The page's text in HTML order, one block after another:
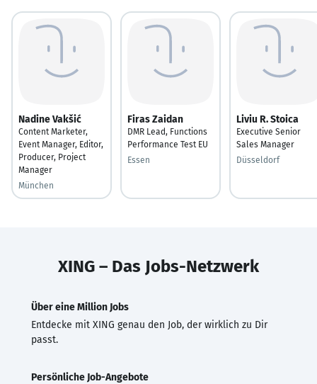
Nadine Vakšić
Content Marketer,
Event Manager, Editor,
Producer, Project
Manager
München
Firas Zaidan
DMR Lead, Functions
Performance Test EU
Essen
Liviu R. Stoica
Executive Senior
Sales Manager
Düsseldorf
XING – Das Jobs-Netzwerk
Über eine Million Jobs
Entdecke mit XING genau den Job, der wirklich zu Dir
passt.
Persönliche Job-Angebote